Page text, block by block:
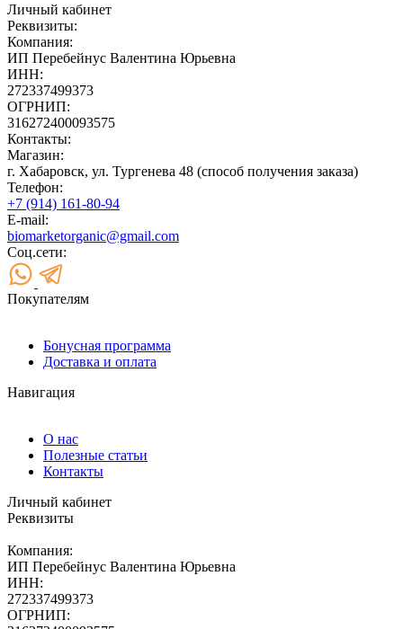
Личный кабинет
Реквизиты:
Компания:
ИП Перебейнус Валентина Юрьевна
ИНН:
272337499373
ОГРНИП:
316272400093575
Контакты:
Магазин:
г. Хабаровск, ул. Тургенева 48 (способ получения заказа)
Телефон:
+7 (914) 161-80-94
E-mail:
biomarketorganic@gmail.com
Соц.сети:
Покупателям
Бонусная программа
Доставка и оплата
Навигация
О нас
Полезные статьи
Контакты
Личный кабинет
Реквизиты
Компания:
ИП Перебейнус Валентина Юрьевна
ИНН:
272337499373
ОГРНИП: